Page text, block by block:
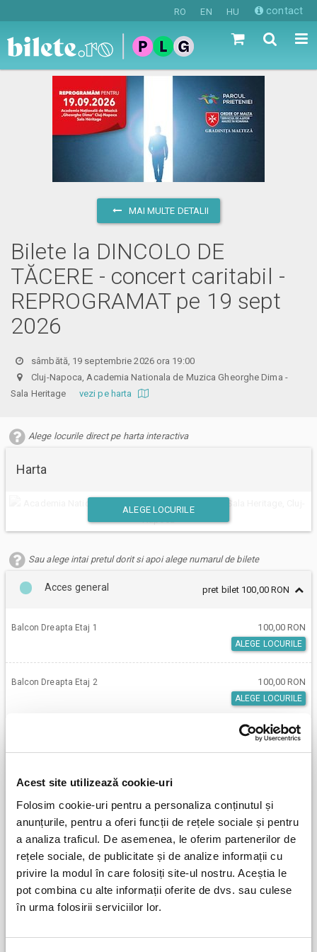
Acest site utilizează cookie-uri
Folosim cookie-uri pentru a personaliza conținutul și
anunțurile, pentru a oferi funcții de rețele sociale și pentru
a analiza traficul. De asemenea, le oferim partenerilor de
rețele sociale, de publicitate și de analize informații cu
privire la modul în care folosiți site-ul nostru. Aceștia le
pot combina cu alte informații oferite de dvs. sau culese
în urma folosirii serviciilor lor.
RO EN HU contact
MAI MULTE DETALII
Bilete la DINCOLO DE
TĂCERE - concert caritabil -
REPROGRAMAT pe 19 sept
2026
sâmbătă, 19 septembrie 2026 ora 19:00
Cluj-Napoca, Academia Nationala de Muzica Gheorghe Dima -
Sala Heritage vezi pe harta
Alege locurile direct pe harta interactiva
Harta
ALEGE LOCURILE
Sau alege intai pretul dorit si apoi alege numarul de bilete
Acces general pret bilet 100,00 RON
Balcon Dreapta Etaj 1 100,00 RON
ALEGE LOCURILE
Balcon Dreapta Etaj 2 100,00 RON
ALEGE LOCURILE
100,00 RON
ALEGE LOCURILE
ALEGE LOCURILE
Parter 100,00 RON
ALEGE LOCURILE